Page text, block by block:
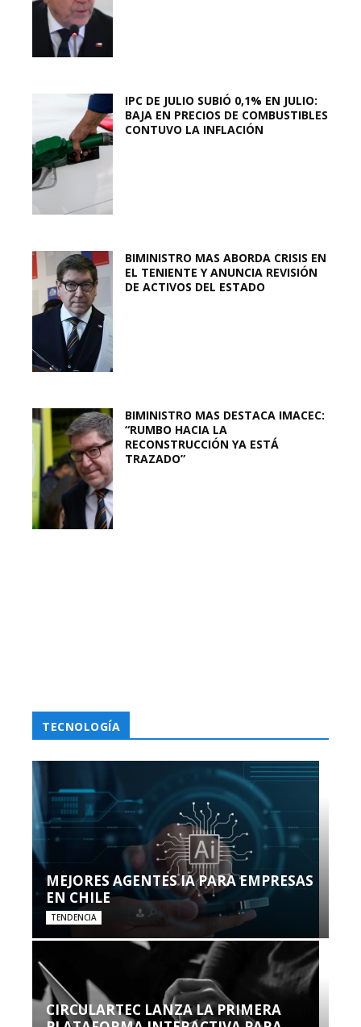
IPC DE JULIO SUBIÓ 0,1% EN JULIO:
BAJA EN PRECIOS DE COMBUSTIBLES
CONTUVO LA INFLACIÓN
BIMINISTRO MAS ABORDA CRISIS EN
EL TENIENTE Y ANUNCIA REVISIÓN
DE ACTIVOS DEL ESTADO
BIMINISTRO MAS DESTACA IMACEC:
“RUMBO HACIA LA
RECONSTRUCCIÓN YA ESTÁ
TRAZADO”
TECNOLOGÍA
MEJORES AGENTES IA PARA EMPRESAS
EN CHILE
TENDENCIA
CIRCULARTEC LANZA LA PRIMERA